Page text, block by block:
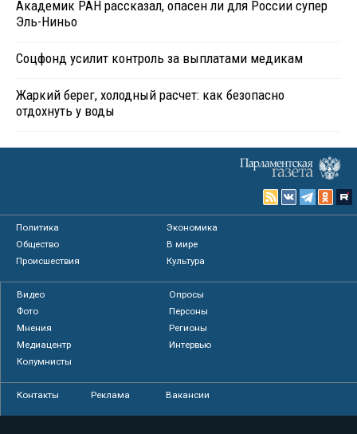
Академик РАН рассказал, опасен ли для России супер
Эль-Ниньо
Соцфонд усилит контроль за выплатами медикам
Жаркий берег, холодный расчет: как безопасно
отдохнуть у воды
Политика
Экономика
Общество
В мире
Происшествия
Культура
Видео
Опросы
Фото
Персоны
Мнения
Регионы
Медиацентр
Интервью
Колумнисты
Контакты Реклама Вакансии